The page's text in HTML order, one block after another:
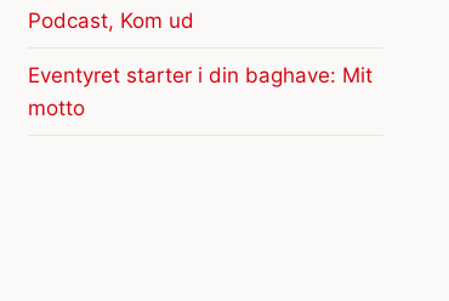
Podcast, Kom ud
Eventyret starter i din baghave: Mit
motto